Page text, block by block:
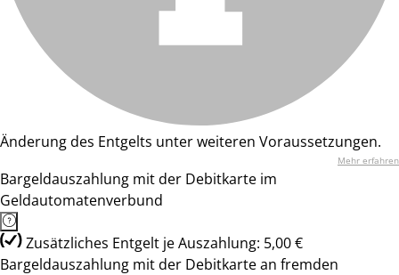
Änderung des Entgelts unter weiteren Voraussetzungen.
Mehr erfahren
Bargeldauszahlung mit der Debitkarte im
Geldautomatenverbund
Zusätzliches Entgelt je Auszahlung: 5,00 €
Bargeldauszahlung mit der Debitkarte an fremden